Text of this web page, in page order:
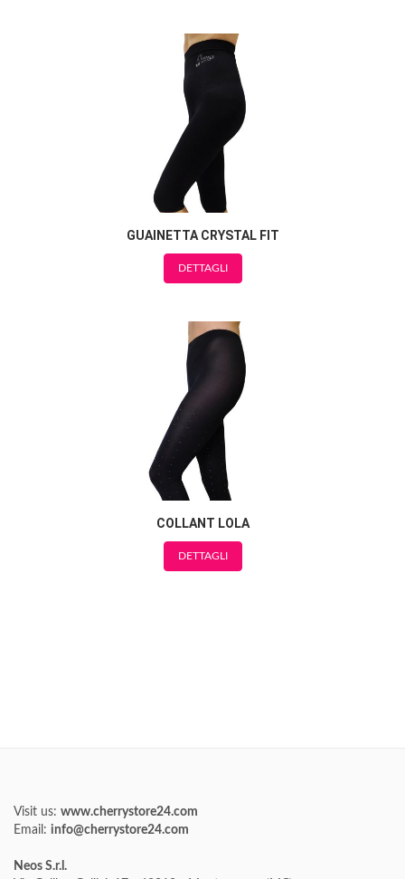
GUAINETTA CRYSTAL FIT
DETTAGLI
COLLANT LOLA
DETTAGLI
Visit us: www.cherrystore24.com
Email: info@cherrystore24.com
Neos S.r.l.